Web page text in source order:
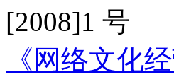
[2008]1 号
《网络文化